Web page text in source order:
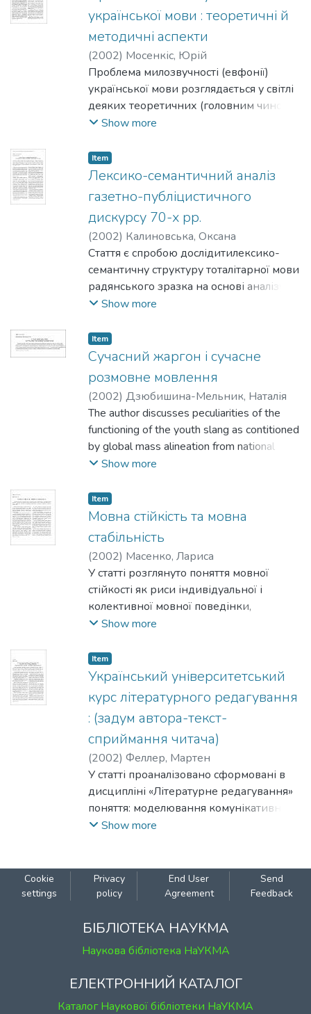
структура слова, що призводить до
зміни інтонації та традиційної
мелодики мовлення.
української мови : теоретичні й
методичні аспекти
(2002) Мосенкіс, Юрій
Проблема милозвучності (евфонії)
української мови розглядається у світлі
деяких теоретичних (головним чином
типологічних) спостережень і
Show more
Item
Лексико-семантичний аналіз
газетно-публіцистичного
дискурсу 70-х рр.
(2002) Калиновська, Оксана
Стаття є спробою дослідитилексико-
семантичну структуру тоталітарної мови
радянського зразка на основі аналізу
газетних жанрів публіцистичного
вомови виділено тематичні групи
лексики, подано моделі атрибутивних
семантичної трансформації в умовах
контексту, створеного системою
ідеологічно значущих атрибутів.
Ілюстративним матеріалом є мовні
засоби газетних жанрів, зокрема жанру
передової статті як найбільш
суспільній комуні-кації радянської
доби.
Show more
Item
Сучасний жаргон і сучасне
розмовне мовлення
(2002) Дзюбишина-Мельник, Наталія
The author discusses peculiarities of the
functioning of the youth slang as contitioned
by global mass alineation from national
culture by dehumanization of society. Using
that not only slang lexicon, but also is social
and age bases, usage areal has been
growing. The slang is gradually turning into
the vernacular of people belonging to mass
culture, thus neutralizing the inculturational
function of language.
Show more
Item
Мовна стійкість та мовна
стабільність
(2002) Масенко, Лариса
У статті розглянуто поняття мовної
стійкості як риси індивідуальної і
колективної мовної поведінки,
важливої для збереження стабільності
двомовній ситуації. Підкреслено
необхідність формування
україномовних середовищ як протидії
гегемонії ро-сійської мови.
Show more
Item
Український університетський
курс літературного редагування
: (задум автора-текст-
сприймання читача)
(2002) Феллер, Мартен
У статті проаналізовано сформовані в
дисципліні «Літературне редагування»
поняття: моделювання комунікативного
акту, адекватність сприймання тексту,
читацьке сприймання, ясність. Джерело
основних ідей, покладене в їх основу,-
створення тексту, про типи реципієнтів
Л. Булаховського, A. Федорова.
Show more
Cookie
settings
Privacy
policy
End User
Agreement
Send
Feedback
БІБЛІОТЕКА НАУКМА
Наукова бібліотека НаУКМА
ЕЛЕКТРОННИЙ КАТАЛОГ
Каталог Наукової бібліотеки НаУКМА